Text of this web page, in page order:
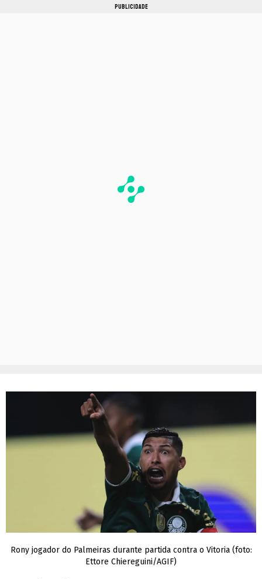
PUBLICIDADE
Rony jogador do Palmeiras durante partida contra o Vitoria (foto:
Ettore Chiereguini/AGIF)